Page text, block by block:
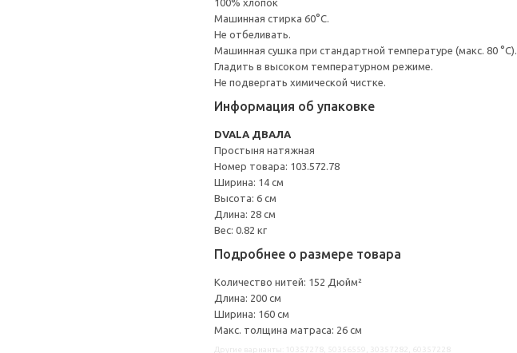
100% хлопок
Машинная стирка 60°С.
Не отбеливать.
Машинная сушка при стандартной температуре (макс. 80 °C).
Гладить в высоком температурном режиме.
Не подвергать химической чистке.
Информация об упаковке
DVALA ДВАЛА
Простыня натяжная
Номер товара: 103.572.78
Ширина: 14 см
Высота: 6 см
Длина: 28 см
Вес: 0.82 кг
Подробнее о размере товара
Количество нитей: 152 Дюйм²
Длина: 200 см
Ширина: 160 см
Макс. толщина матраса: 26 см